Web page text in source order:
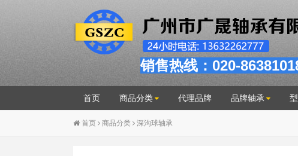
销售热线：020-86381
首页 商品分类 代理品牌 品牌轴承
首页 商品分类 深沟球轴承